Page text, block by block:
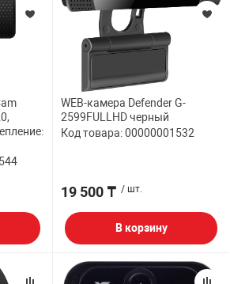
WEB-камера Defender G-
2599FULLHD черный
Код товара: 00000001532
19 500 ₸ / шт.
В корзину